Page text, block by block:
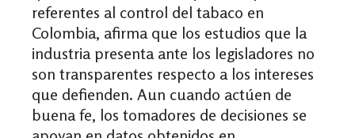
referentes al control del tabaco en
Colombia, afirma que los estudios que la
industria presenta ante los legisladores no
son transparentes respecto a los intereses
que defienden. Aun cuando actúen de
buena fe, los tomadores de decisiones se